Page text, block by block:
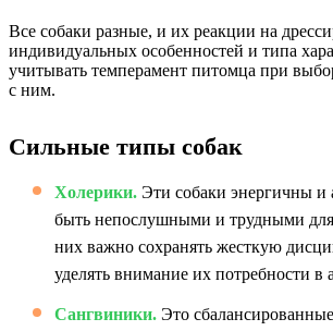
Все собаки разные, и их реакции на
индивидуальных особенностей и типа
учитывать темперамент питомца при
с ним.
Сильные типы собак
Холерики. Эти собаки энергичны и
быть непослушными и трудными
них важно сохранять жесткую
уделять внимание их потребности в
Сангвиники. Это